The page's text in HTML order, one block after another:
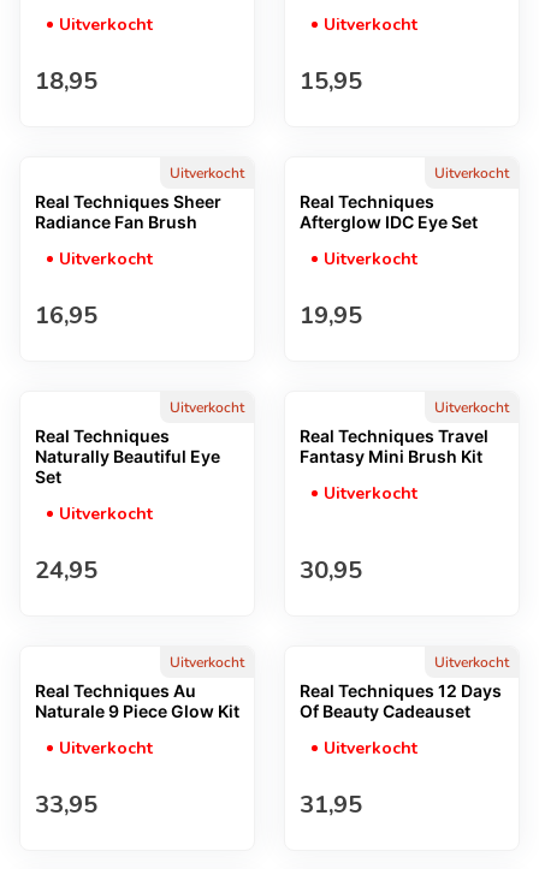
Uitverkocht
Normale prijs
18,95
Uitverkocht
Normale prijs
15,95
Uitverkocht
Real Techniques Sheer
Radiance Fan Brush
Uitverkocht
Normale prijs
16,95
Uitverkocht
Real Techniques
Afterglow IDC Eye Set
Uitverkocht
Normale prijs
19,95
Uitverkocht
Real Techniques
Naturally Beautiful Eye
Set
Uitverkocht
Normale prijs
24,95
Uitverkocht
Real Techniques Travel
Fantasy Mini Brush Kit
Uitverkocht
Normale prijs
30,95
Uitverkocht
Real Techniques Au
Naturale 9 Piece Glow Kit
Uitverkocht
Normale prijs
33,95
Uitverkocht
Real Techniques 12 Days
Of Beauty Cadeauset
Uitverkocht
Normale prijs
31,95